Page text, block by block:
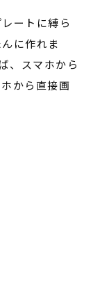
ートに縛ら
に作れま
、スマホから
から直接画